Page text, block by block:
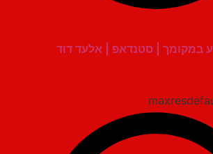
| סטנדאפ | אלעד דוד